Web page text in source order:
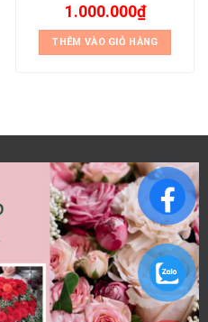
1.000.000₫
THÊM VÀO GIỎ HÀNG